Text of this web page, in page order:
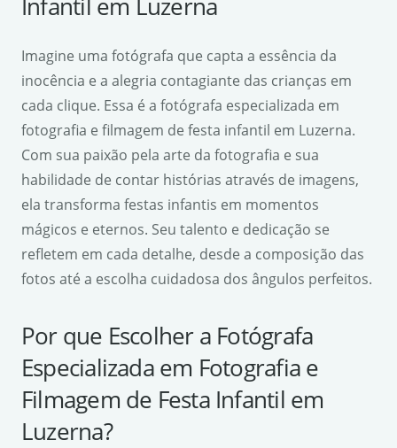
Imagine uma fotógrafa que capta a essência da
inocência e a alegria contagiante das crianças em
cada clique. Essa é a fotógrafa especializada em
fotografia e filmagem de festa infantil em Luzerna.
Com sua paixão pela arte da fotografia e sua
habilidade de contar histórias através de imagens,
ela transforma festas infantis em momentos
mágicos e eternos. Seu talento e dedicação se
refletem em cada detalhe, desde a composição das
fotos até a escolha cuidadosa dos ângulos perfeitos.
Por que Escolher a Fotógrafa
Especializada em Fotografia e
Filmagem de Festa Infantil em
Luzerna?